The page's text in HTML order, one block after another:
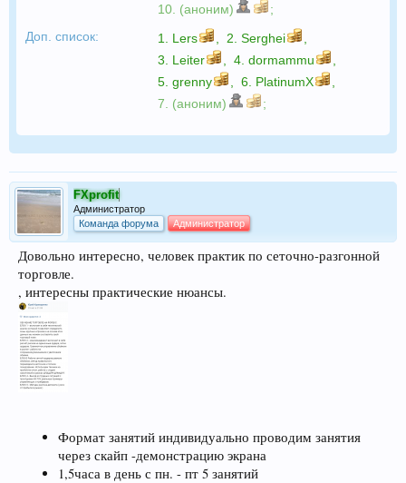
10. (аноним)
;
Доп. список:
1. Lers 2. Serghei
3. Leiter 4. dormammu
5. grenny 6. PlatinumX
7. (аноним)
;
FXprofit
Администратор
Команда форума
Администратор
Довольно интересно, человек практик по сеточно-разгонной
торговле.
, интересны практические нюансы.
Формат занятий индивидуально проводим занятия
через скайп -демонстрацию экрана
1,5часа в день с пн. - пт 5 занятий